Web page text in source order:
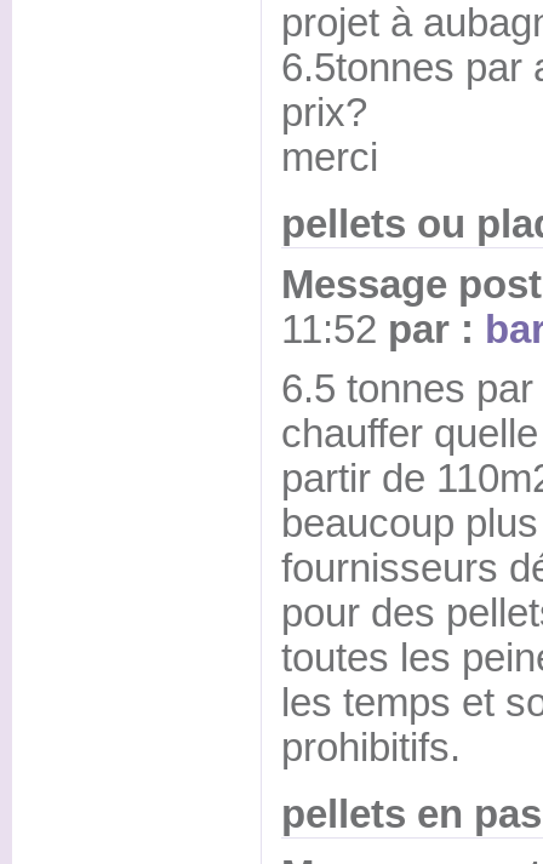
projet à
6.5tonnes par
prix?
merci
pellets ou
Message
11:52 par :
6.5 tonnes
chauffer
partir de
beaucoup
fournisseurs
pour des
toutes les
les temps et
prohibitifs.
pellets en